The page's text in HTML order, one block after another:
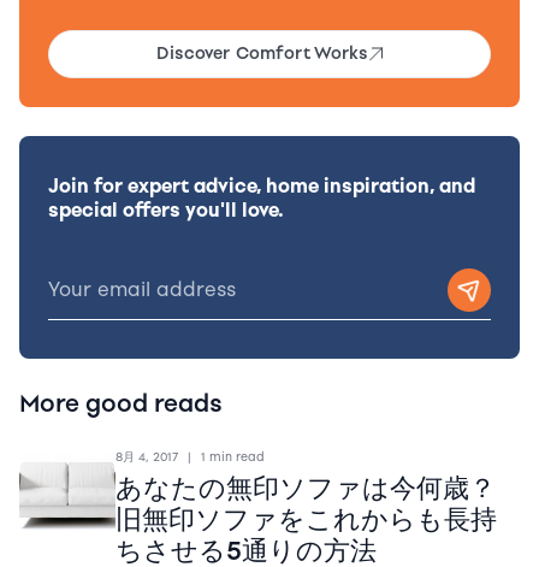
Discover Comfort Works
Join for expert advice, home inspiration, and
special offers you'll love.
More good reads
8月 4, 2017 | 1 min read
あなたの無印ソファは今何歳？
旧無印ソファをこれからも長持
ちさせる5通りの方法